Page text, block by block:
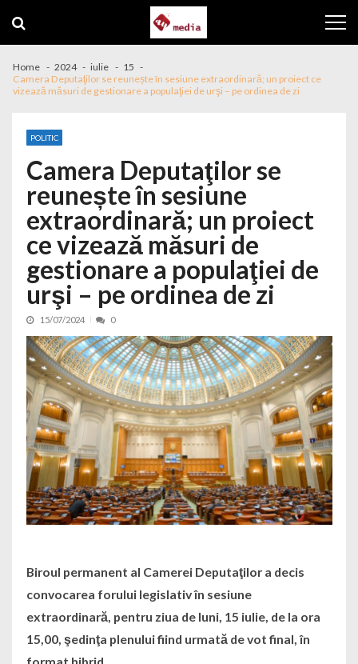
Home 2024 iulie
15
Camera Deputaţilor se reunește în sesiune extraordinară; un proiect ce
vizează măsuri de gestionare a populaţiei de urşi – pe ordinea de zi
POLITIC
Camera Deputaţilor se
reunește în sesiune
extraordinară; un proiect
ce vizează măsuri de
gestionare a populaţiei de
urşi – pe ordinea de zi
15/07/2024 0
Biroul permanent al Camerei Deputaţilor a decis
convocarea forului legislativ în sesiune
extraordinară, pentru ziua de luni, 15 iulie, de la ora
15,00, şedinţa plenului fiind urmată de vot final, în